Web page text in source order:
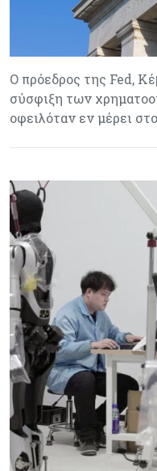
Ο πρόεδρος της Fed,
σύσφιξη των
οφειλόταν εν μέρει